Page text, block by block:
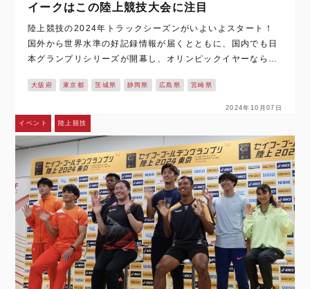
イークはこの陸上競技大会に注目
陸上競技の2024年トラックシーズンがいよいよスタート！
国外から世界水準の好記録情報が届くとともに、国内でも日
本グランプリシリーズが開幕し、オリンピックイヤーならで
ールデンウイークを中心として、その…
大阪府 東京都 茨城県 静岡県 広島県 宮崎県
2024年10月07日
イベント 陸上競技